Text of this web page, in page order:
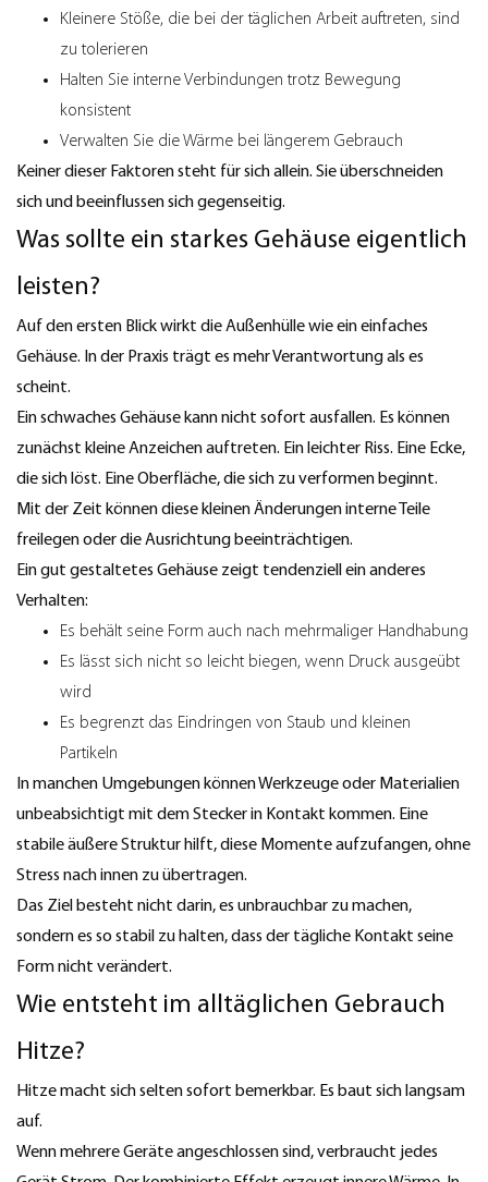
Kleinere Stöße, die bei der täglichen Arbeit auftreten, sind
zu tolerieren
Halten Sie interne Verbindungen trotz Bewegung
konsistent
Verwalten Sie die Wärme bei längerem Gebrauch
Keiner dieser Faktoren steht für sich allein. Sie überschneiden
sich und beeinflussen sich gegenseitig.
Was sollte ein starkes Gehäuse eigentlich
leisten?
Auf den ersten Blick wirkt die Außenhülle wie ein einfaches
Gehäuse. In der Praxis trägt es mehr Verantwortung als es
scheint.
Ein schwaches Gehäuse kann nicht sofort ausfallen. Es können
zunächst kleine Anzeichen auftreten. Ein leichter Riss. Eine Ecke,
die sich löst. Eine Oberfläche, die sich zu verformen beginnt.
Mit der Zeit können diese kleinen Änderungen interne Teile
freilegen oder die Ausrichtung beeinträchtigen.
Ein gut gestaltetes Gehäuse zeigt tendenziell ein anderes
Verhalten:
Es behält seine Form auch nach mehrmaliger Handhabung
Es lässt sich nicht so leicht biegen, wenn Druck ausgeübt
wird
Es begrenzt das Eindringen von Staub und kleinen
Partikeln
In manchen Umgebungen können Werkzeuge oder Materialien
unbeabsichtigt mit dem Stecker in Kontakt kommen. Eine
stabile äußere Struktur hilft, diese Momente aufzufangen, ohne
Stress nach innen zu übertragen.
Das Ziel besteht nicht darin, es unbrauchbar zu machen,
sondern es so stabil zu halten, dass der tägliche Kontakt seine
Form nicht verändert.
Wie entsteht im alltäglichen Gebrauch
Hitze?
Hitze macht sich selten sofort bemerkbar. Es baut sich langsam
auf.
Wenn mehrere Geräte angeschlossen sind, verbraucht jedes